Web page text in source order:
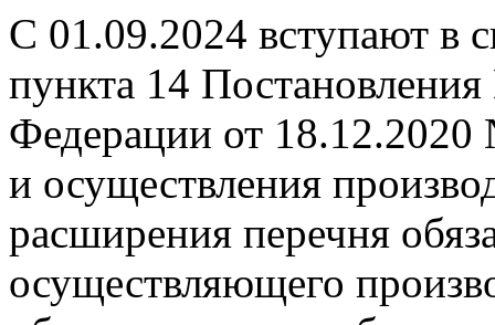
С 01.09.2024 вступают в
пункта 14
Федерации от
и осуществления
расширения перечня
осуществляющего